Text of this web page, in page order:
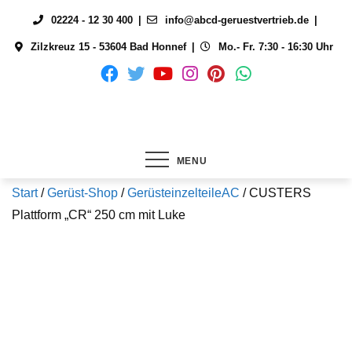
content
02224 - 12 30 400 info@abcd-geruestvertrieb.de
Zilzkreuz 15 - 53604 Bad Honnef Mo.- Fr. 7:30 - 16:30 Uhr
MENU
Start/Gerüst-Shop /GerüsteinzelteileAC / CUSTERS
Plattform „CR“ 250 cm mit Luke